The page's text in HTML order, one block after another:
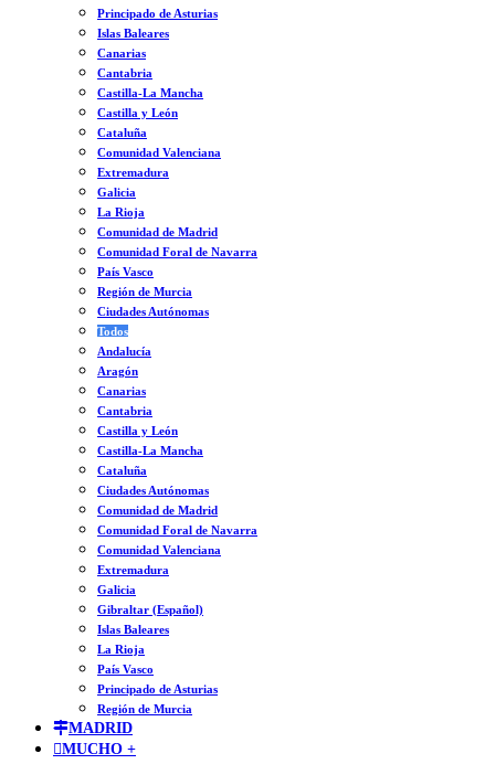
Principado de Asturias
Islas Baleares
Canarias
Cantabria
Castilla-La Mancha
Castilla y León
Cataluña
Comunidad Valenciana
Extremadura
Galicia
La Rioja
Comunidad de Madrid
Comunidad Foral de Navarra
País Vasco
Región de Murcia
Ciudades Autónomas
Todos
Andalucía
Aragón
Canarias
Cantabria
Castilla y León
Castilla-La Mancha
Cataluña
Ciudades Autónomas
Comunidad de Madrid
Comunidad Foral de Navarra
Comunidad Valenciana
Extremadura
Galicia
Gibraltar (Español)
Islas Baleares
La Rioja
País Vasco
Principado de Asturias
Región de Murcia
MADRID
MUCHO +